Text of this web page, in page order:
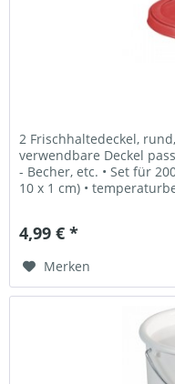
2 Frischhaltedeckel,
verwendbare Deckel
- Becher, etc. • Set für
10 x 1 cm) •
4,99 € *
Merken